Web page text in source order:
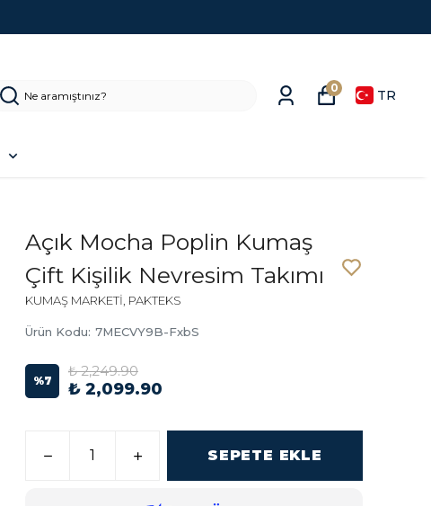
0 TR
Açık Mocha Poplin Kumaş
Çift Kişilik Nevresim Takımı
KUMAŞ MARKETİ, PAKTEKS
Ürün Kodu: 7MECVY9B-FxbS
%7
₺ 2,249.90
₺ 2,099.90
SEPETE EKLE